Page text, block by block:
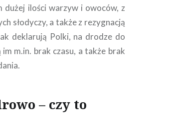
dużej ilości warzyw i owoców, z
słodyczy, a także z rezygnacją
deklarują Polki, na drodze do
m.in. brak czasu, a także brak
– czy to